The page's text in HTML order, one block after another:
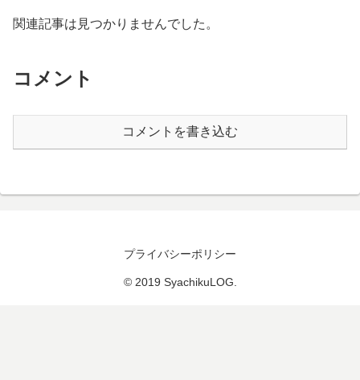
関連記事は見つかりませんでした。
コメント
コメントを書き込む
プライバシーポリシー
© 2019 SyachikuLOG.